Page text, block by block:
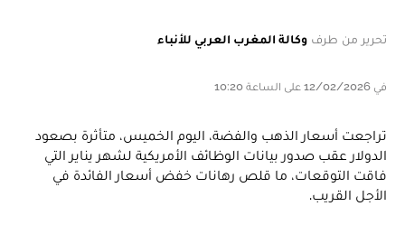
تحرير من طرف وكالة المغرب العربي للأنباء
في 12/02/2026 على الساعة 10:20
تراجعت أسعار الذهب والفضة، اليوم الخميس، متأثرة بصعود
الدولار عقب صدور بيانات الوظائف الأمريكية لشهر يناير التي
فاقت التوقعات، ما قلص رهانات خفض أسعار الفائدة في
الأجل القريب.